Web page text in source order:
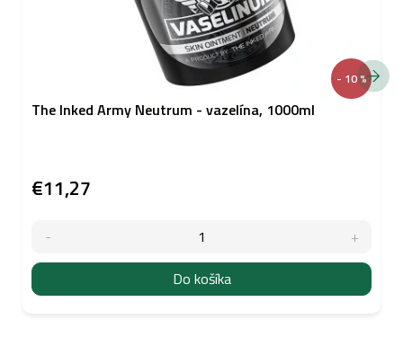
- 10 %
The Inked Army Neutrum - vazelína, 1000ml
€11,27
Do košíka